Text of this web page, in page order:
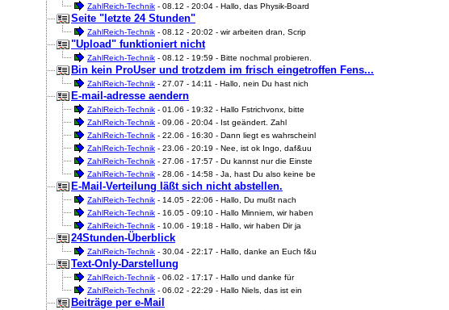
ZahlReich-Technik - 08.12 - 20:04 - Hallo, das Physik-Board
Seite "letzte 24 Stunden"
ZahlReich-Technik - 08.12 - 20:02 - wir arbeiten dran, Scrip
"Upload" funktioniert nicht
ZahlReich-Technik - 08.12 - 19:59 - Bitte nochmal probieren.
Bin kein ProUser und trotzdem im frisch eingetroffen Fens...
ZahlReich-Technik - 27.07 - 14:11 - Hallo, nein Du hast nich
E-mail-adresse aendern
ZahlReich-Technik - 01.06 - 19:32 - Hallo Fstrichvonx, bitte
ZahlReich-Technik - 09.06 - 20:04 - Ist geändert. Zahl
ZahlReich-Technik - 22.06 - 16:30 - Dann liegt es wahrscheinl
ZahlReich-Technik - 23.06 - 20:19 - Nee, ist ok Ingo, daf&uu
ZahlReich-Technik - 27.06 - 17:57 - Du kannst nur die Einste
ZahlReich-Technik - 28.06 - 14:58 - Ja, hast Du also keine be
E-Mail-Verteilung läßt sich nicht abstellen.
ZahlReich-Technik - 14.05 - 22:06 - Hallo, Du mußt nach
ZahlReich-Technik - 16.05 - 09:10 - Hallo Minniem, wir haben
ZahlReich-Technik - 10.06 - 19:18 - Hallo, wir haben Dir ja
24Stunden-Überblick
ZahlReich-Technik - 30.04 - 22:17 - Hallo, danke an Euch f&u
Text-Only-Darstellung
ZahlReich-Technik - 06.02 - 17:17 - Hallo und danke für
ZahlReich-Technik - 06.02 - 22:29 - Hallo Niels, das ist ein
Beiträge per e-Mail